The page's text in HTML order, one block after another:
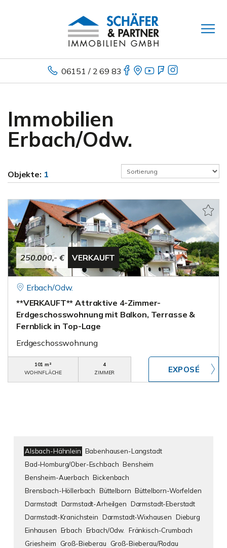
06151 / 2 69 83
Immobilien
Erbach/Odw.
Objekte: 1
250.000,- € VERKAUFT
Erbach/Odw.
**VERKAUFT** Attraktive 4-Zimmer-
Erdgeschosswohnung mit Balkon, Terrasse &
Fernblick in Top-Lage
Erdgeschosswohnung
101 m²
WOHNFLÄCHE
4
ZIMMER
Alsbach-Hähnlein Babenhausen-Langstadt
Bad-Homburg/Ober-Eschbach Bensheim
Bensheim-Auerbach Bickenbach
Brensbach-Höllerbach Büttelborn Büttelborn-Worfelden
Darmstadt Darmstadt-Arheilgen Darmstadt-Eberstadt
Darmstadt-Kranichstein Darmstadt-Wixhausen Dieburg
Einhausen Erbach Erbach/Odw.
Fränkisch-Crumbach
Griesheim
Groß-Bieberau
Groß-Bieberau/Rodau